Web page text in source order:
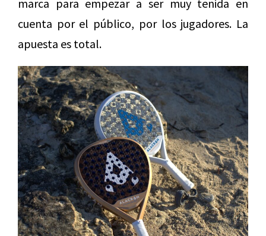
marca para empezar a ser muy tenida en
cuenta por el público, por los jugadores. La
apuesta es total.